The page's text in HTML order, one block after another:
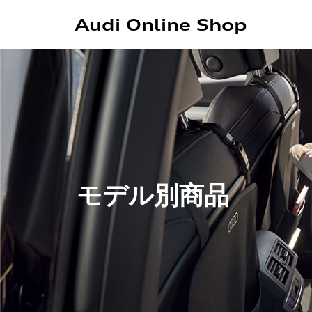
Audi Online Shop
モデル別商品